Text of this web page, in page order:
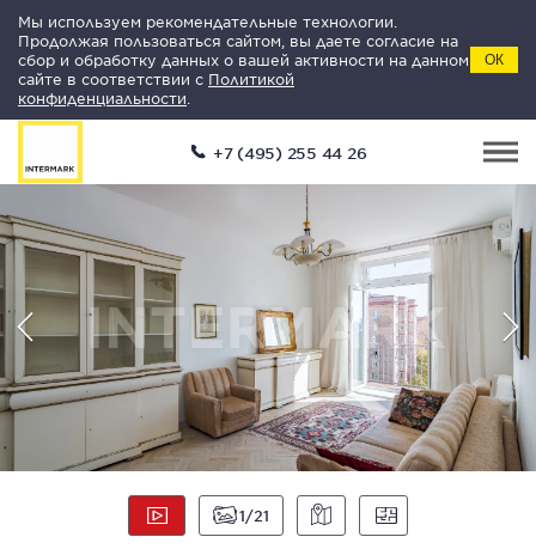
Мы используем рекомендательные технологии.
Продолжая пользоваться сайтом, вы даете согласие на
сбор и обработку данных о вашей активности на данном
сайте в соответствии с Политикой
конфиденциальности
ОК
+7 (495) 255 44 26
1 21